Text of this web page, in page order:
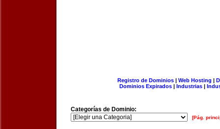
Registro de Dominios| Web Hosting |
Dominios Expirados | Industrias |
Categorías de Dominio:
[Pág.